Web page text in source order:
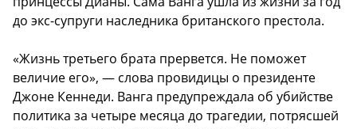
до экс-супруги наследника британского престола.
«Жизнь третьего брата прервется. Не поможет
величие его», — слова провидицы о президенте
Джоне Кеннеди. Ванга предупреждала об убийстве
политика за четыре месяца до трагедии, потрясшей